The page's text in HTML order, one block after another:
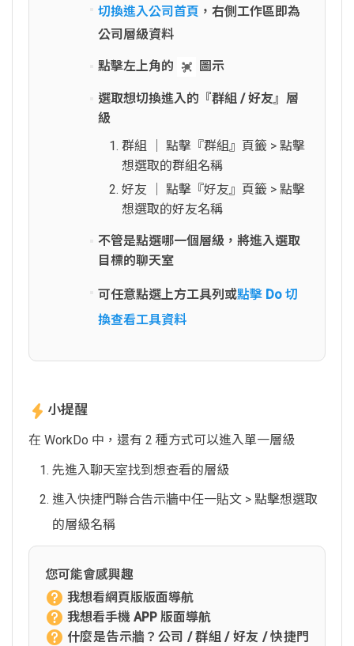
切換進入公司首頁 ，右側工作區即為
公司層級資料
點擊左上角的 圖示
選取想切換進入的『群組 / 好友』層
級
群組 │ 點擊『群組』頁籤 > 點擊
想選取的群組名稱
好友 │ 點擊『好友』頁籤 > 點擊
想選取的好友名稱
不管是點選哪一個層級，將進入選取
目標的聊天室
可任意點選上方工具列或點擊 Do 切
換查看工具資料
小提醒
在 WorkDo 中，還有 2 種方式可以進入單一層級
先進入聊天室找到想查看的層級
進入快捷門聯合告示牆中任一貼文 > 點擊想選取
的層級名稱
您可能會感興趣
我想看網頁版版面導航
我想看手機 APP 版面導航
什麼是告示牆？公司 / 群組 / 好友 / 快捷門